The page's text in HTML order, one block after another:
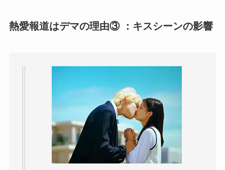
熱愛報道はデマの理由③ ：キスシーンの影響